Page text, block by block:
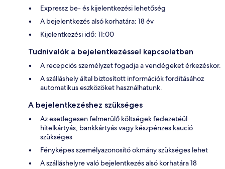
Expressz be- és kijelentkezési lehetőség
A bejelentkezés alsó korhatára: 18 év
Kijelentkezési idő: 11:00
Tudnivalók a bejelentkezéssel kapcsolatban
A recepciós személyzet fogadja a vendégeket érkezéskor.
A szálláshely által biztosított információk fordításához
automatikus eszközöket használhatunk.
A bejelentkezéshez szükséges
Az esetlegesen felmerülő költségek fedezetéül
hitelkártyás, bankkártyás vagy készpénzes kaució
szükséges
Fényképes személyazonosító okmány szükséges lehet
A szálláshelyre való bejelentkezés alsó korhatára 18